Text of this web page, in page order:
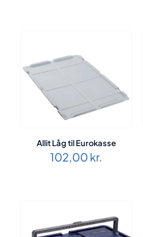
Allit Låg til Eurokasse
102,00 kr.